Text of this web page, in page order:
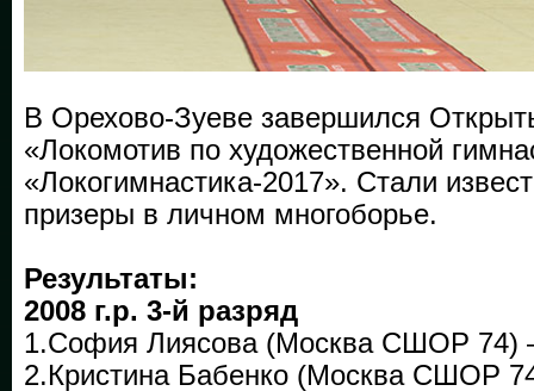
В Орехово-Зуеве завершился
«Локомотив по художественной
«Локогимнастика-2017». Стали
призеры в личном многоборье.
Результаты:
2008 г.р. 3-й разряд
1.София Лиясова (Москва СШОР 74)
2.Кристина Бабенко (Москва СШОР